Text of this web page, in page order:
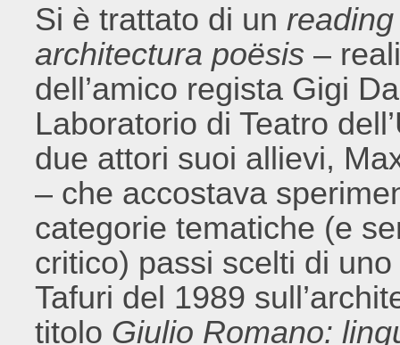
Si è trattato di un reading
architectura poësis –
dell’amico regista Gigi
Laboratorio di Teatro
due attori suoi allievi,
– che accostava
categorie tematiche (e
critico) passi scelti di
Tafuri del 1989
titolo Giulio Romano: